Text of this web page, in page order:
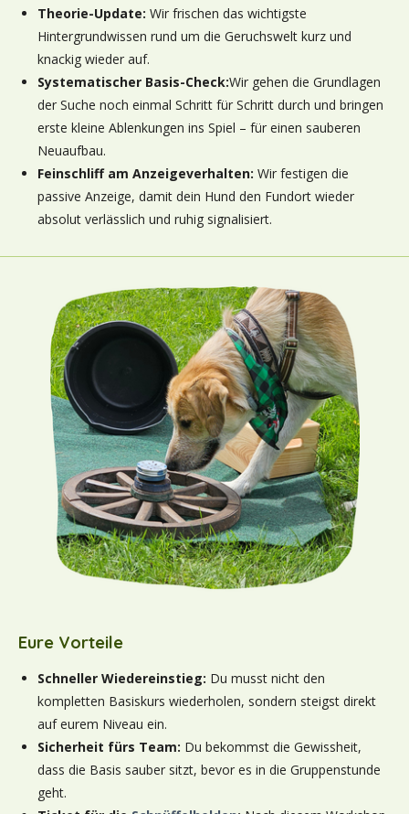
Theorie-Update: Wir frischen das wichtigste
Hintergrundwissen rund um die Geruchswelt kurz und
knackig wieder auf.
Systematischer Basis-Check:Wir gehen die Grundlagen
der Suche noch einmal Schritt für Schritt durch und bringen
erste kleine Ablenkungen ins Spiel – für einen sauberen
Neuaufbau.
Feinschliff am Anzeigeverhalten: Wir festigen die
passive Anzeige, damit dein Hund den Fundort wieder
absolut verlässlich und ruhig signalisiert.
Eure Vorteile
Schneller Wiedereinstieg: Du musst nicht den
kompletten Basiskurs wiederholen, sondern steigst direkt
auf eurem Niveau ein.
Sicherheit fürs Team: Du bekommst die Gewissheit,
dass die Basis sauber sitzt, bevor es in die Gruppenstunde
geht.